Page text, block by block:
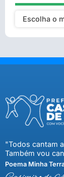
Escolha o
"Todos cantam
Também vou
Poema Minha